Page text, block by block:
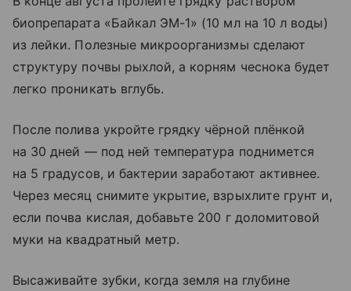
биопрепарата «Байкал ЭМ-1» (10 мл на 10 л воды)
из лейки. Полезные микроорганизмы сделают
структуру почвы рыхлой, а корням чеснока будет
легко проникать вглубь.
После полива укройте грядку чёрной плёнкой
на 30 дней — под ней температура поднимется
на 5 градусов, и бактерии заработают активнее.
Через месяц снимите укрытие, взрыхлите грунт и,
если почва кислая, добавьте 200 г доломитовой
муки на квадратный метр.
Высаживайте зубки, когда земля на глубине